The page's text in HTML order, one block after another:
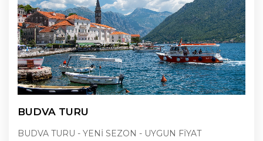
BUDVA TURU
BUDVA TURU - YENİ SEZON - UYGUN FİYAT